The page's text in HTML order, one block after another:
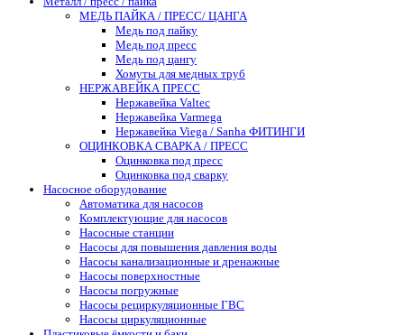
МЕДЬ ПАЙКА / ПРЕСС/ ЦАНГА
Медь под пайку
Медь под пресс
Медь под цангу
Хомуты для медных труб
НЕРЖАВЕЙКА ПРЕСС
Нержавейка Valtec
Нержавейка Varmega
Нержавейка Viega / Sanha ФИТИНГИ
ОЦИНКОВКА СВАРКА / ПРЕСС
Оцинковка под пресс
Оцинковка под сварку
Насосное оборудование
Автоматика для насосов
Комплектующие для насосов
Насосные станции
Насосы для повышения давления воды
Насосы канализационные и дренажные
Насосы поверхностные
Насосы погружные
Насосы рециркуляционные ГВС
Насосы циркуляционные